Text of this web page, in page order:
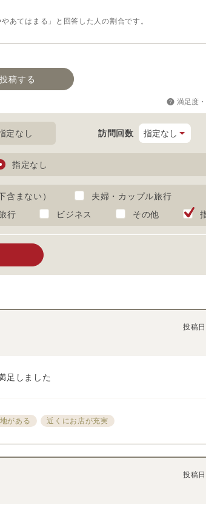
あてはまる」と回答した人の割合です。
稿する
満足度
定なし 訪問回数
指定なし
含まない）
夫婦・カップル旅行
行 ビジネス その他
投稿日
足しました
がある 近くにお店が充実
投稿日